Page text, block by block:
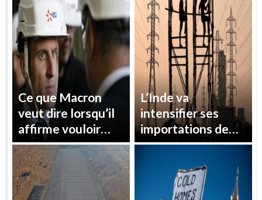
Ce que Macron
veut dire lorsqu’il
affirme vouloir
« reprendre le
contrôle » des prix
de l’électricité en
France
L’Inde va
intensifier ses
importations de
gaz pour répondre
d’électricité
estivale